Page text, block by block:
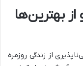
از بهترین‌ها
از زندگی روزمره